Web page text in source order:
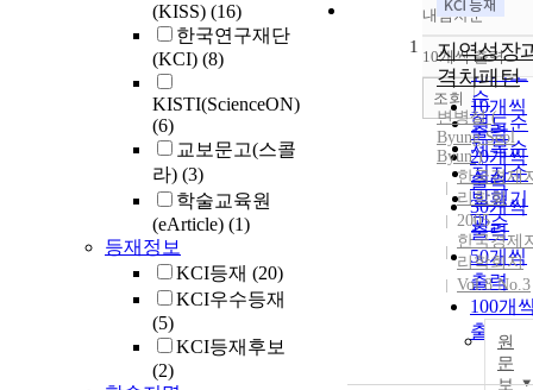
(KISS) (16)
한국연구재단
(KCI) (8)
KISTI(ScienceON)
(6)
교보문고(스콜
라) (3)
학술교육원
(eArticle) (1)
등재정보
KCI등재 (20)
KCI우수등재
(5)
KCI등재후보
(2)
정확도
순
인기도
순
연도순
제목순
저자순
발행기
관순
내림차순
내림차
10개씩 출력
10개씩
출력
20개씩
출력
30개씩
출력
50개씩
출력
100개
출력
조회
1
지역성장
격차패턴
변병설(
Byung Seol
Byun)
한국경제
리학회
2005
한국경제
리학회지
Vol.8 No.3
원
문
보